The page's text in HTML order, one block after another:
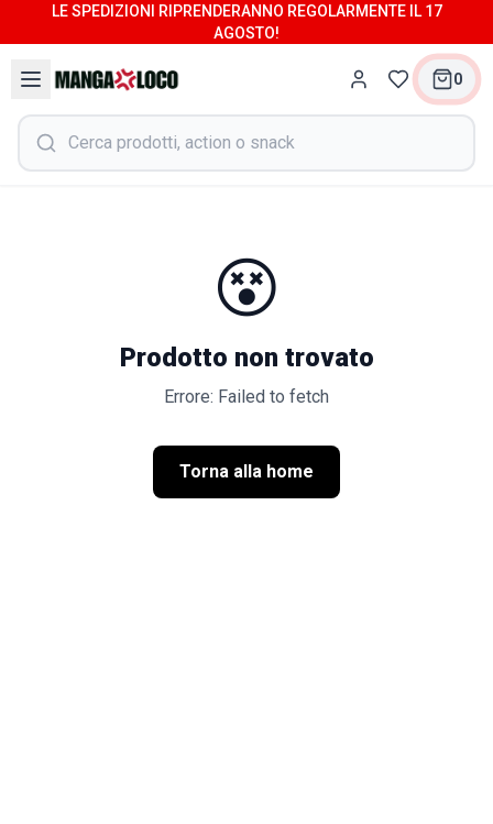
LE SPEDIZIONI RIPRENDERANNO REGOLARMENTE IL 17
AGOSTO!
0
😵
Prodotto non trovato
Errore: Failed to fetch
Torna alla home